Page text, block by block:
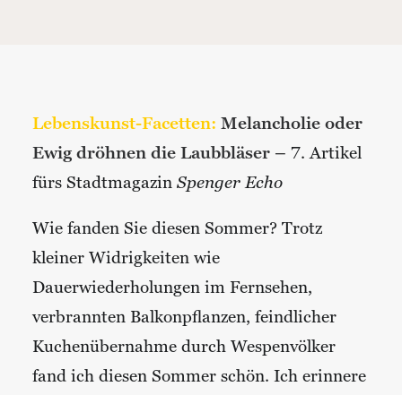
Lebenskunst-Facetten: Melancholie oder
Ewig dröhnen die Laubbläser – 7. Artikel
fürs Stadtmagazin Spenger Echo
Wie fanden Sie diesen Sommer? Trotz
kleiner Widrigkeiten wie
Dauerwiederholungen im Fernsehen,
verbrannten Balkonpflanzen, feindlicher
Kuchenübernahme durch Wespenvölker
fand ich diesen Sommer schön. Ich erinnere